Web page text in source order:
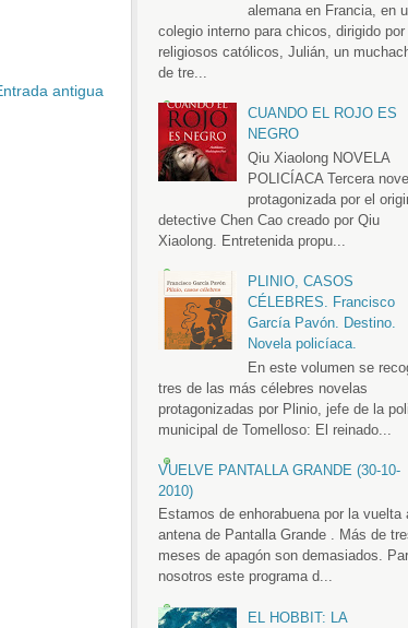
antigua
alemana en Francia, en
colegio interno para chicos, dirigido por
religiosos católicos, Julián, un
de tre...
CUANDO EL ROJO ES
NEGRO
Qiu Xiaolong NOVELA
POLICÍACA Tercera
protagonizada por el
detective Chen Cao creado por Qiu
Xiaolong. Entretenida propu...
PLINIO, CASOS
CÉLEBRES. Francisco
García Pavón. Destino.
Novela policíaca.
En este volumen se
tres de las más célebres novelas
protagonizadas por Plinio, jefe de la
municipal de Tomelloso: El reinado...
VUELVE PANTALLA GRANDE (30-10-
2010)
Estamos de enhorabuena por la vuelta
antena de Pantalla Grande . Más de
meses de apagón son demasiados.
nosotros este programa d...
EL HOBBIT: LA